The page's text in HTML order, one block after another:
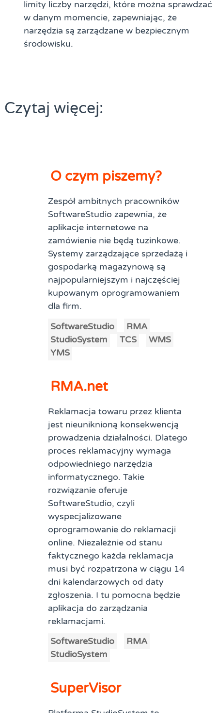
limity liczby narzędzi, które można sprawdzać
w danym momencie, zapewniając, że
narzędzia są zarządzane w bezpiecznym
środowisku.
Czytaj więcej:
O czym piszemy?
Zespół ambitnych pracowników
SoftwareStudio zapewnia, że
aplikacje internetowe na
zamówienie nie będą tuzinkowe.
Systemy zarządzające sprzedażą i
gospodarką magazynową są
najpopularniejszym i najczęściej
kupowanym oprogramowaniem
dla firm.
SoftwareStudio
RMA
StudioSystem
TCS
WMS
YMS
RMA.net
Reklamacja towaru przez klienta
jest nieuniknioną konsekwencją
prowadzenia działalności. Dlatego
proces reklamacyjny wymaga
odpowiedniego narzędzia
informatycznego. Takie
rozwiązanie oferuje
SoftwareStudio, czyli
wyspecjalizowane
oprogramowanie do reklamacji
online. Niezależnie od stanu
faktycznego każda reklamacja
musi być rozpatrzona w ciągu 14
dni kalendarzowych od daty
zgłoszenia. I tu pomocna będzie
aplikacja do zarządzania
reklamacjami.
SoftwareStudio
RMA
StudioSystem
SuperVisor